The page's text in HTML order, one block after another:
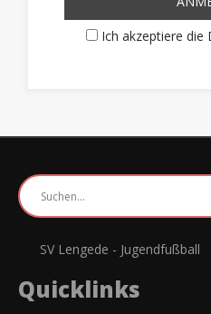
Ich akzeptiere die
SV Lengede - Jugendfußball
Quicklinks